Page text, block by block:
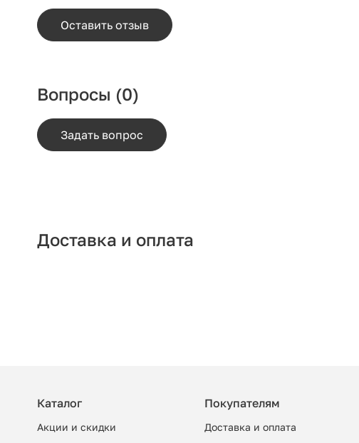
Оставить отзыв
Вопросы (0)
Задать вопрос
Доставка и оплата
Каталог
Акции и скидки
Покупателям
Доставка и оплата